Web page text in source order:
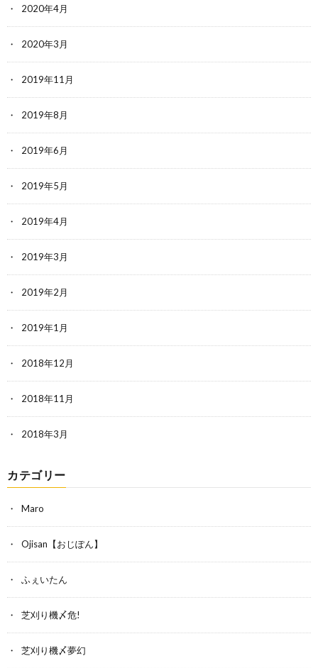
2020年4月
2020年3月
2019年11月
2019年8月
2019年6月
2019年5月
2019年4月
2019年3月
2019年2月
2019年1月
2018年12月
2018年11月
2018年3月
カテゴリー
Maro
Ojisan【おじぽん】
ふぇいたん
芝刈り機〆危!
芝刈り機〆夢幻